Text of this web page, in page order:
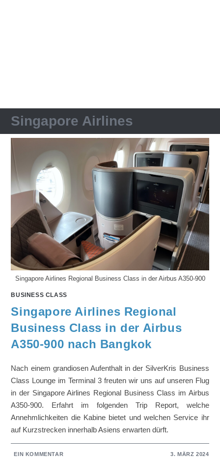
Singapore Airlines
Singapore Airlines Regional Business Class in der Airbus A350-900
BUSINESS CLASS
Singapore Airlines Regional
Business Class in der Airbus
A350-900 nach Bangkok
Nach einem grandiosen Aufenthalt in der SilverKris Business
Class Lounge im Terminal 3 freuten wir uns auf unseren Flug
in der Singapore Airlines Regional Business Class im Airbus
A350-900. Erfahrt im folgenden Trip Report, welche
Annehmlichkeiten die Kabine bietet und welchen Service ihr
auf Kurzstrecken innerhalb Asiens erwarten dürft.
EIN KOMMENTAR 3. MÄRZ 2024